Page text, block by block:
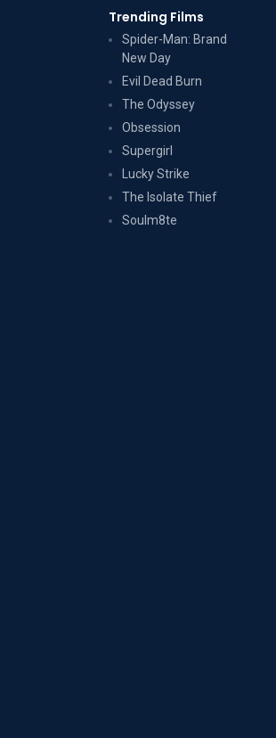
Trending Films
Spider-Man: Brand
New Day
Evil Dead Burn
The Odyssey
Obsession
Supergirl
Lucky Strike
The Isolate Thief
Soulm8te